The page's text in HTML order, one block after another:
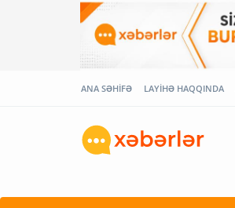
ANA SƏHİFƏ LAYİHƏ HAQQINDA